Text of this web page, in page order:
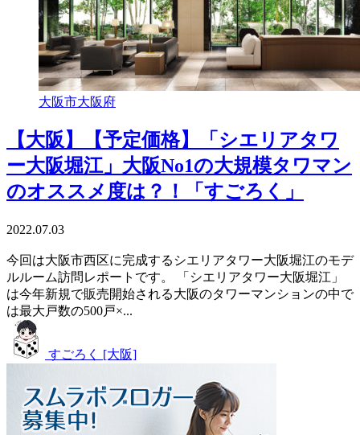
大阪市大阪府
【大阪】【予定価格】「シエリアタワ
ー大阪堀江」大阪No1の大規模タワマン
のオススメ度は？！「すごろく」
2022.07.03
今回は大阪市西区に完成するシエリアタワー大阪堀江のモデ
ルルーム訪問レポートです。 「シエリアタワー大阪堀江」
は今年新規で販売開始される大阪のタワーマンションの中で
は最大戸数の500戸×...
すごろく [大阪]